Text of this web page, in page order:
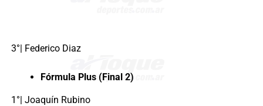
3°| Federico Diaz
Fórmula Plus (Final 2)
1°| Joaquín Rubino